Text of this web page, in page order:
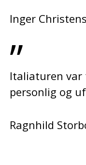
Inger
”
Italiaturen var
personlig og
Ragnhild